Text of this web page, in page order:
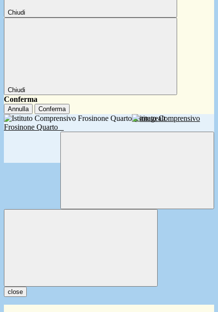
Chiudi
Chiudi
Conferma
Annulla Conferma
Istituto Comprensivo
Frosinone Quarto
close